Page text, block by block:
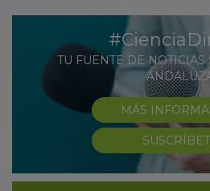
TU FUENTE DE
MÁS